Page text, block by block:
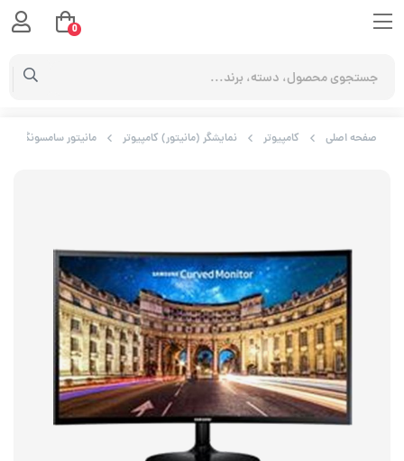
صفحه اصلی کامپیوتر نمایشگر (مانیتور) کامپیوتر مانیتور سامسونگ
0